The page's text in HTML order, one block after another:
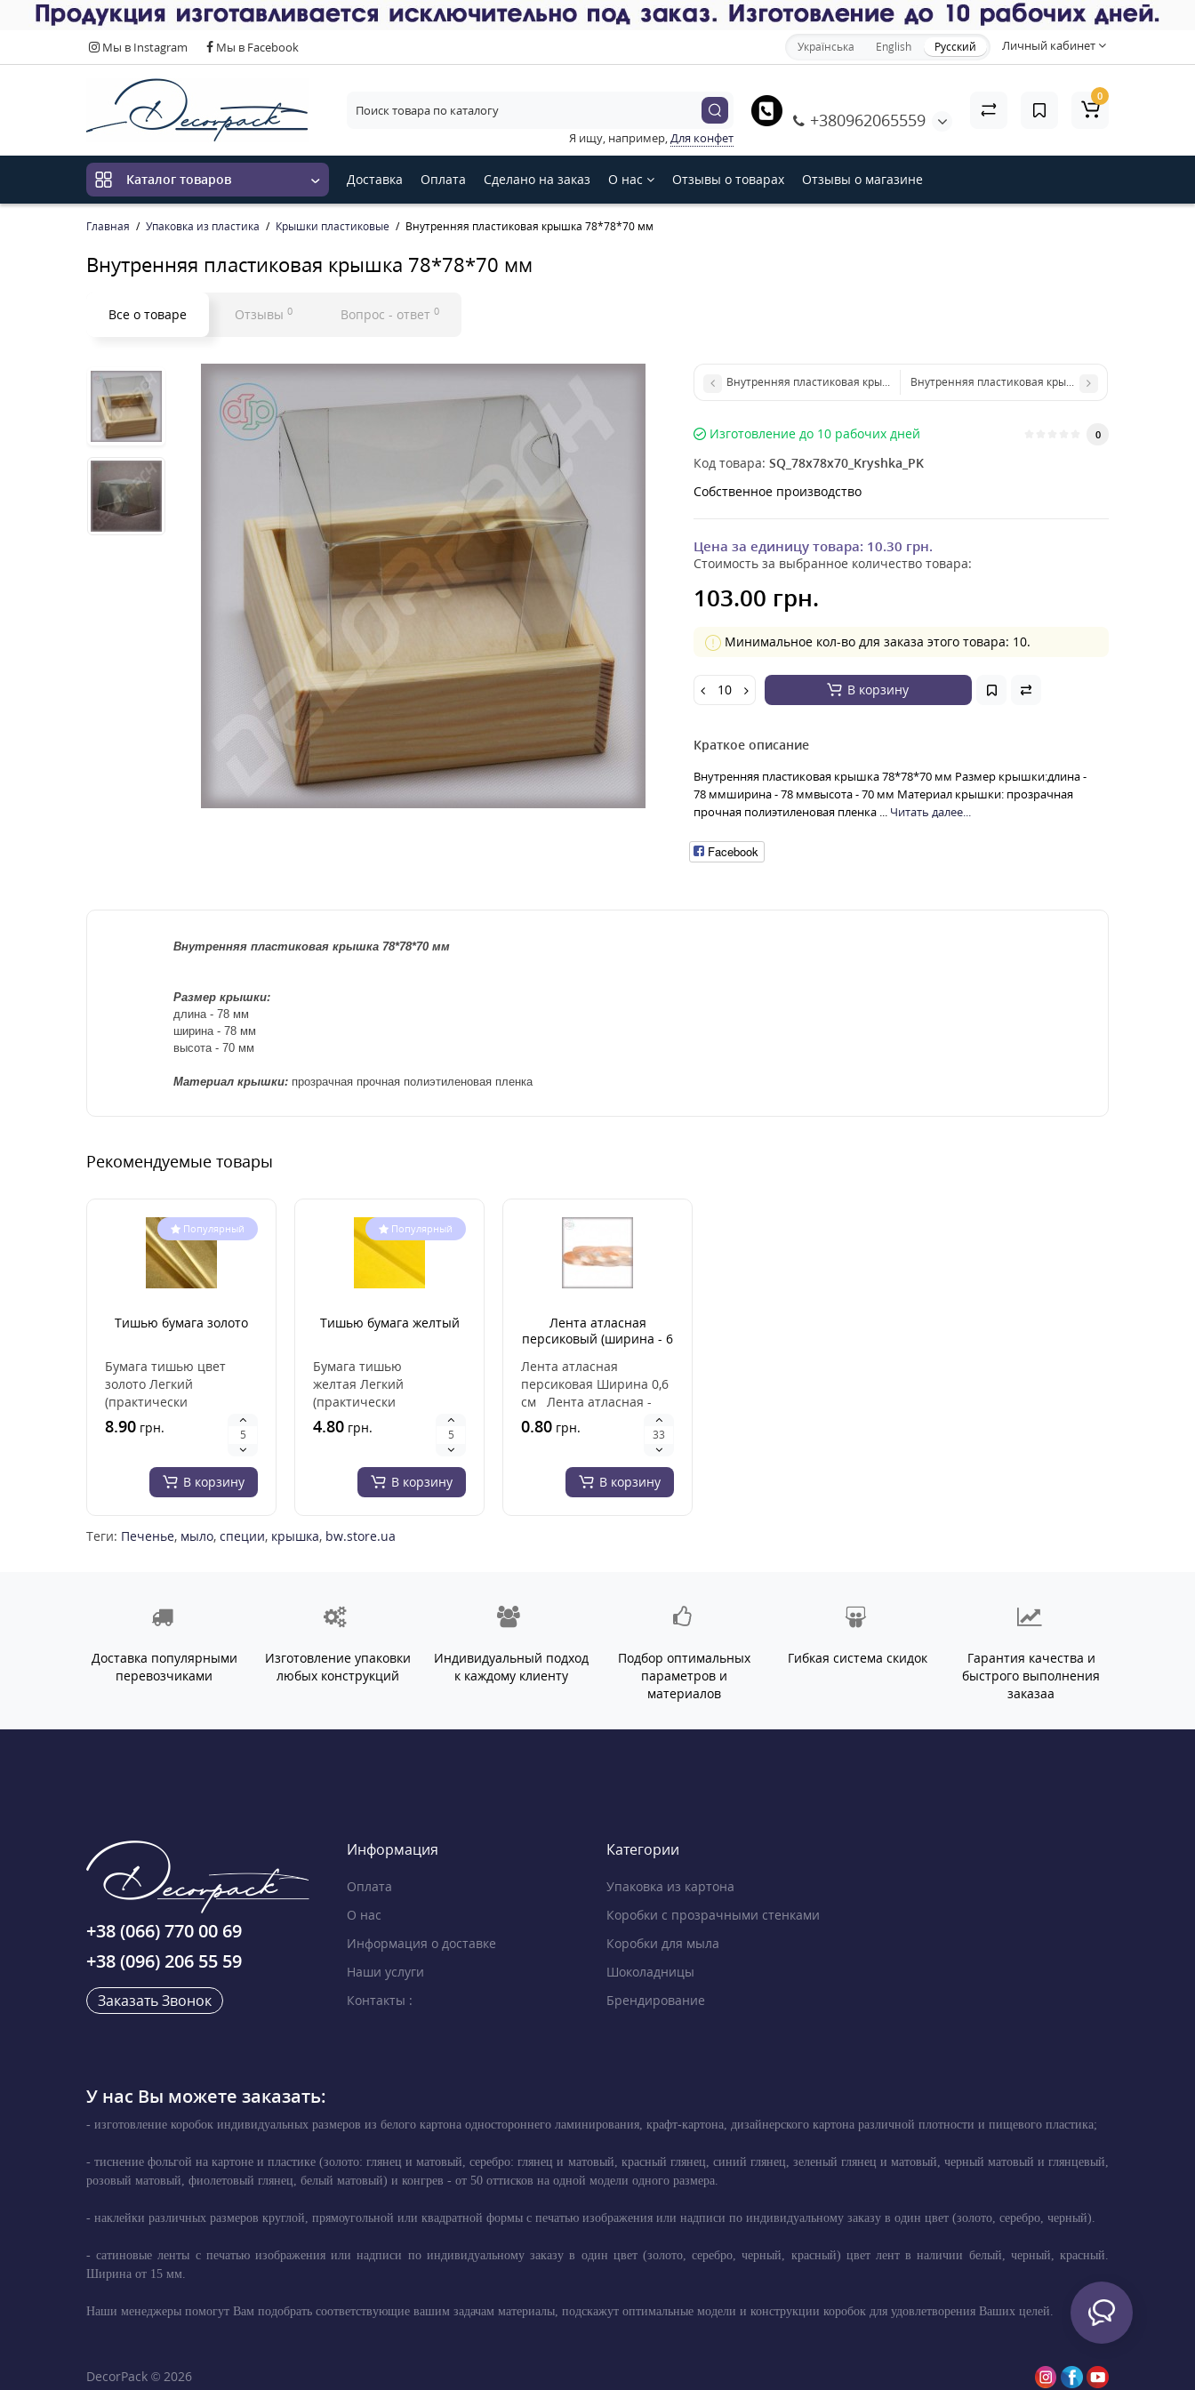
Мы в Instagram Мы в Facebook Личный кабинет
Українська English Русский
+380962065559
Я ищу, например,Для конфет
0
Каталог товаров Доставка Оплата Сделано на заказ О нас Отзывы о товарах Отзывы о магазине
Главная Упаковка из пластика Крышки пластиковые Внутренняя пластиковая крышка 78*78*70 мм
Внутренняя пластиковая крышка 78*78*70 мм
Все о товаре Отзывы 0 Вопрос - ответ 0
Внутренняя пластиковая крышка 227*78*70 ммВнутренняя пластиковая крышка 227*78*30 мм
Изготовление до 10 рабочих дней 0
Код товара: SQ_78x78x70_Kryshka_PK
Собственное производство
Цена за единицу товара: 10.30 грн.
Стоимость за выбранное количество товара:
103.00 грн.
Минимальное кол-во для заказа этого товара: 10.
В корзину
Краткое описание
Внутренняя пластиковая крышка 78*78*70 мм Размер крышки:длина -
78 ммширина - 78 ммвысота - 70 мм Материал крышки: прозрачная
прочная полиэтиленовая пленка ... Читать далее...
Facebook
Внутренняя пластиковая крышка 78*78*70 мм
Размер крышки:
длина - 78 мм
ширина - 78 мм
высота - 70 мм
Материал крышки: прозрачная прочная полиэтиленовая пленка
Рекомендуемые товары
Популярный
Тишью бумага золото
Бумага тишью цвет
золото Легкий
(практически
невесомый), материал
высокого качества.
8.90 грн.
В корзину
Популярный
Тишью бумага желтый
Бумага тишью
желтая Легкий
(практически
невесомый), материал
высокого качества.
4.80 грн.
В корзину
Лента атласная
персиковый (ширина - 6
Лента атласная
персиковая Ширина 0,6
см Лента атласная -
ширина 0,6 см (6 мм) ..
0.80 грн.
В корзину
Теги: Печенье, мыло, специи, крышка, bw.store.ua
Доставка популярными
перевозчиками
Изготовление упаковки
любых конструкций
Индивидуальный подход
к каждому клиенту
Подбор оптимальных
параметров и
материалов
Гибкая система скидок
Гарантия качества и
быстрого выполнения
заказаа
+38 (066) 770 00 69
+38 (096) 206 55 59
Заказать Звонок
Информация
Оплата
О нас
Информация о доставке
Наши услуги
Контакты :
Категории
Упаковка из картона
Коробки с прозрачными стенками
Коробки для мыла
Шоколадницы
Брендирование
У нас Вы можете заказать:
- изготовление коробок индивидуальных размеров из белого картона одностороннего ламинирования, крафт-картона, дизайнерского картона различной плотности и пищевого пластика;
- тиснение фольгой на картоне и пластике (золото: глянец и матовый, серебро: глянец и матовый, красный глянец, синий глянец, зеленый глянец и матовый, черный матовый и глянцевый,
розовый матовый, фиолетовый глянец, белый матовый) и конгрев - от 50 оттисков на одной модели одного размера.
- наклейки различных размеров круглой, прямоугольной или квадратной формы с печатью изображения или надписи по индивидуальному заказу в один цвет (золото, серебро, черный).
- сатиновые ленты с печатью изображения или надписи по индивидуальному заказу в один цвет (золото, серебро, черный, красный) цвет лент в наличии белый, черный, красный.
Ширина от 15 мм.
Наши менеджеры помогут Вам подобрать соответствующие вашим задачам материалы, подскажут оптимальные модели и конструкции коробок для удовлетворения Ваших целей.
DecorPack © 2026